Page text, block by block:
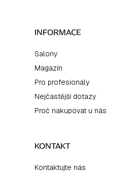
INFORMACE
Salony
Magazín
Pro profesionály
Nejčastější dotazy
Proč nakupovat u nás
KONTAKT
Kontaktujte nás